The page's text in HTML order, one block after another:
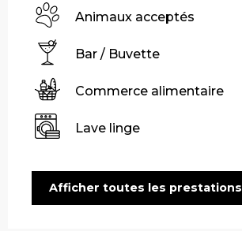
Animaux acceptés
Bar / Buvette
Commerce alimentaire
Lave linge
Afficher toutes les prestations